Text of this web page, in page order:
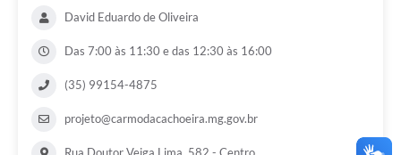
David Eduardo de Oliveira
Das 7:00 às 11:30 e das 12:30 às 16:00
(35) 99154-4875
projeto@carmodacachoeira.mg.gov.br
Rua Doutor Veiga Lima, 582 - Centro